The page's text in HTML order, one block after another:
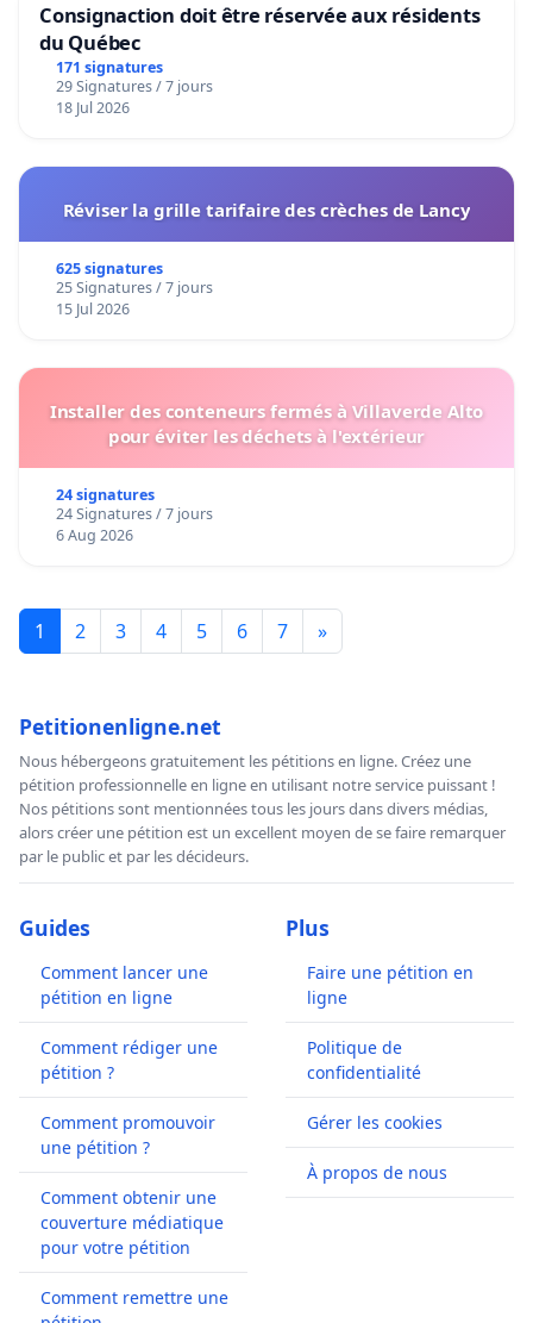
Consignaction doit être réservée aux résidents
du Québec
171 signatures
29 Signatures / 7 jours
18 Jul 2026
Réviser la grille tarifaire des crèches de Lancy
625 signatures
25 Signatures / 7 jours
15 Jul 2026
Installer des conteneurs fermés à Villaverde Alto
pour éviter les déchets à l'extérieur
24 signatures
24 Signatures / 7 jours
6 Aug 2026
1 2 3 4 5 6 7 »
Petitionenligne.net
Nous hébergeons gratuitement les pétitions en ligne. Créez une
pétition professionnelle en ligne en utilisant notre service puissant !
Nos pétitions sont mentionnées tous les jours dans divers médias,
alors créer une pétition est un excellent moyen de se faire remarquer
par le public et par les décideurs.
Guides
Comment lancer une
pétition en ligne
Comment rédiger une
pétition ?
Comment promouvoir
une pétition ?
Comment obtenir une
couverture médiatique
pour votre pétition
Comment remettre une
Plus
Faire une pétition en
ligne
Politique de
confidentialité
Gérer les cookies
À propos de nous